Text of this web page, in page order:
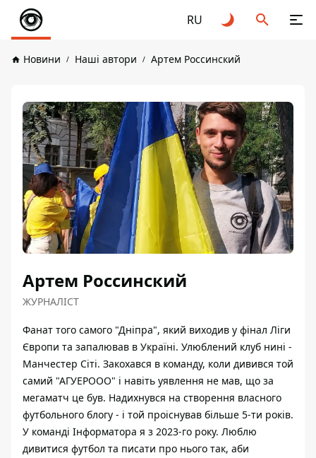
RU
Новини Наші автори Артем Россинский
Артем Россинский
ЖУРНАЛІСТ
Фанат того самого "Дніпра", який виходив у фінал Ліги
Європи та запалював в Україні. Улюблений клуб нині -
Манчестер Сіті. Закохався в команду, коли дивився той
самий "АГУЕРООО" і навіть уявлення не мав, що за
мегаматч це був. Надихнувся на створення власного
футбольного блогу - і той проіснував більше 5-ти років.
У команді Інформатора я з 2023-го року. Люблю
дивитися футбол та писати про нього так, аби